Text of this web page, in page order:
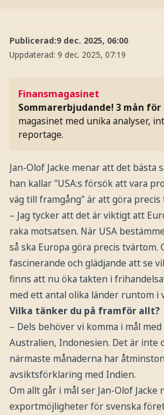
Publicerad:9 dec. 2025, 06:00
Uppdaterad: 9 dec. 2025, 07:19
Finansmagasinet
Sommarerbjudande! 3 mån för
magasinet med unika analyser,
reportage.
Jan-Olof Jacke menar att det bästa
han kallar "USA:s försök att vara
väg till framgång" är att göra precis
– Jag tycker att det är viktigt att
raka motsatsen. När USA
så ska Europa göra precis tvärtom.
fascinerande och glädjande att se
finns att nu öka takten i
med ett antal olika länder runtom i
Vilka tänker du på framför allt?
– Dels behöver vi komma i mål
Australien, Indonesien. Det är inte
närmaste månaderna har
avsiktsförklaring med Indien.
Om allt går i mål ser Jan-Olof Jacke
exportmöjligheter för svenska